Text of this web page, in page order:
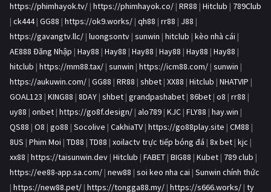
https://phimhayok.tv/ | https://phimhayok.co/ | RR88 | Hitclub | 789Club
| ck444| GG88 | https://ok9.works/ | qh88 | rr88 | J88 |
https://gavangtv.llc/ | luongsontv | sunwin | hitclub | kèo nhà cái |
AE888 Đăng Nhập | Hay88 | Hay88 | Hay88 | Hay88 | Hay88 | Hay88 |
hitclub | https://mm88.tax/ | sunwin | https://icm88.com/ | sunwin |
https://aukuwin.com/ | GG88 | RR88 | shbet | XX88 | Hitclub | NHATVIP |
GOAL123 | KING88 | 8DAY | shbet | grandpashabet | 86bet | o8 | rr88 |
uy88 | onbet | https://go8f.design/ | alo789 | KJC | FLY88 | hay.win |
QS88 | O8 | go88 | Socolive | CakhiaTV | https://go88play.site | CM88 |
8US | Phim Moi | TD88 | TD88 | xoilactv trực tiếp bóng đá | 8x bet | kjc |
xx88 | https://taisunwin.dev | Hitclub | FABET | BIG88 | Kubet | 789 club |
https://ee88-app.sa.com/ | new88 | soi keo nha cai | Sunwin chính thức
| https://new88.pet/ | https://tongga88.my/ | https://s666.works/ | ty